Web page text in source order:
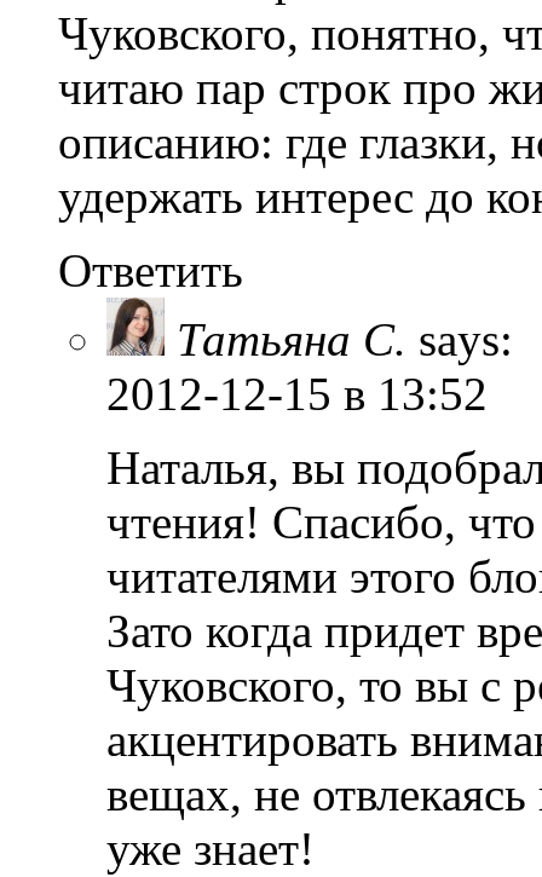
Чуковского, понятно,
читаю пар строк про
описанию: где глазки,
удержать интерес до
Ответить
Татьяна С. says:
2012-12-15 в 13:52
Наталья, вы
чтения! Спасибо,
читателями этого
Зато когда придет
Чуковского, то вы с
акцентировать
вещах, не
уже знает!